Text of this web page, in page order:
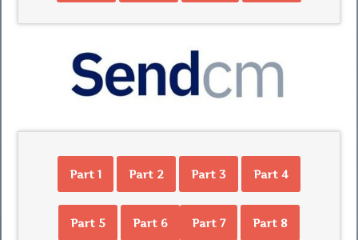
Part 1 Part 2 Part 3 Part 4
Part 5 Part 6 Part 7 Part 8